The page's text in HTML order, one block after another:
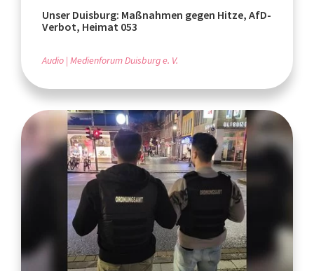
Unser Duisburg: Maßnahmen gegen Hitze, AfD-
Verbot, Heimat 053
Audio Medienforum Duisburg e. V.